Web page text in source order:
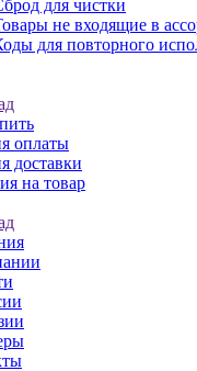
для чистки
не входящие в
для повторного
оплаты
доставки
на товар